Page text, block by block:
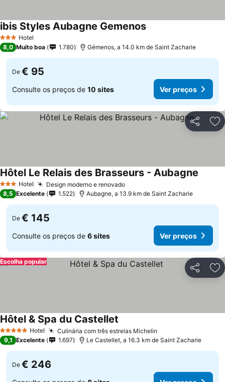
3 EstrelasHotel
ibis Styles Aubagne GemenosVer preços
8,0 Muito boa 1.780 Gémenos, a 14.0 km de Saint Zacharie
De € 95
Consulte os preços de 10 sites Ver preços
Partilhar
3 EstrelasHotel Design moderno e renovadoVer preços
Hôtel Le Relais des Brasseurs - Aubagne
8,5 Excelente 1.522 Aubagne, a 13.9 km de Saint Zacharie
De € 145
Consulte os preços de 6 sites Ver preços
Partilhar
Escolha popular
5 Estrelas Hotel Culinária com três estrelas Michelin
Hôtel & Spa du Castellet
9,1 Excelente 1.697 Le Castellet, a 16.3 km de Saint Zacharie
De € 246